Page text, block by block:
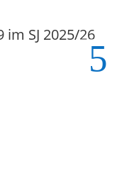
SJ 2025/26